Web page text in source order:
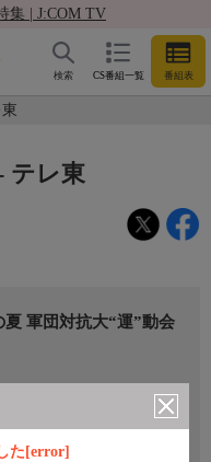
集 | J:COM TV
CS番組一覧 番組表
検索
た[error]
テレ東
夏 軍団対抗大“運”動会